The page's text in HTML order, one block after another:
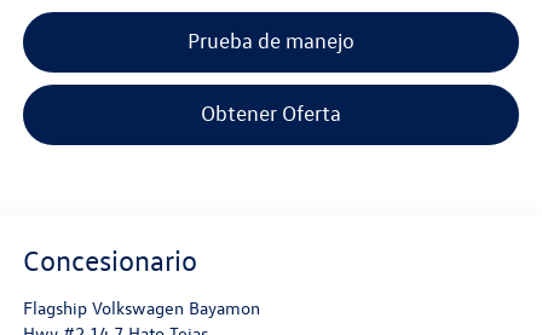
Prueba de manejo
Obtener Oferta
Concesionario
Flagship Volkswagen Bayamon